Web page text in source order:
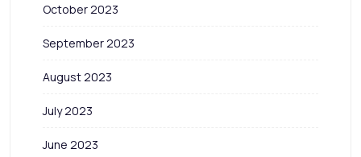
October 2023
September 2023
August 2023
July 2023
June 2023